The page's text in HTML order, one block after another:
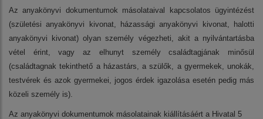
Az anyakönyvi dokumentumok másolataival kapcsolatos ügyintézést
(születési anyakönyvi kivonat, házassági anyakönyvi kivonat, halotti
anyakönyvi kivonat) olyan személy végezheti, akit a nyilvántartásba
vétel érint, vagy az elhunyt személy családtagjának minősül
(családtagnak tekinthető a házastárs, a szülők, a gyermekek, unokák,
testvérek és azok gyermekei, jogos érdek igazolása esetén pedig más
közeli személy is).
Az anyakönyvi dokumentumok másolatainak kiállításáért a Hivatal 5